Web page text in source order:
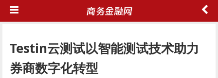
Testin云测试以智能测试技术助力
券商数字化转型